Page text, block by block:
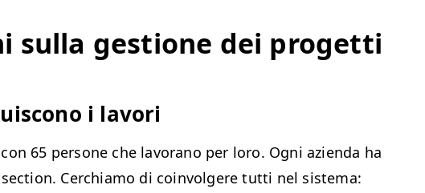
sul­la ges­tione dei progetti
i lavori
65 per­sone che lavo­ra­no per loro. Ogni azien­da ha
Cer­chi­amo di coin­vol­gere tut­ti nel sis­tema: